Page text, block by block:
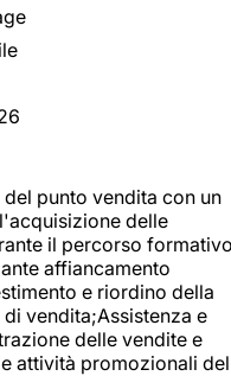
punto vendita con un
delle
il percorso
affiancamento
e riordino della
vendita;Assistenza e
delle vendite e
attività promozionali del